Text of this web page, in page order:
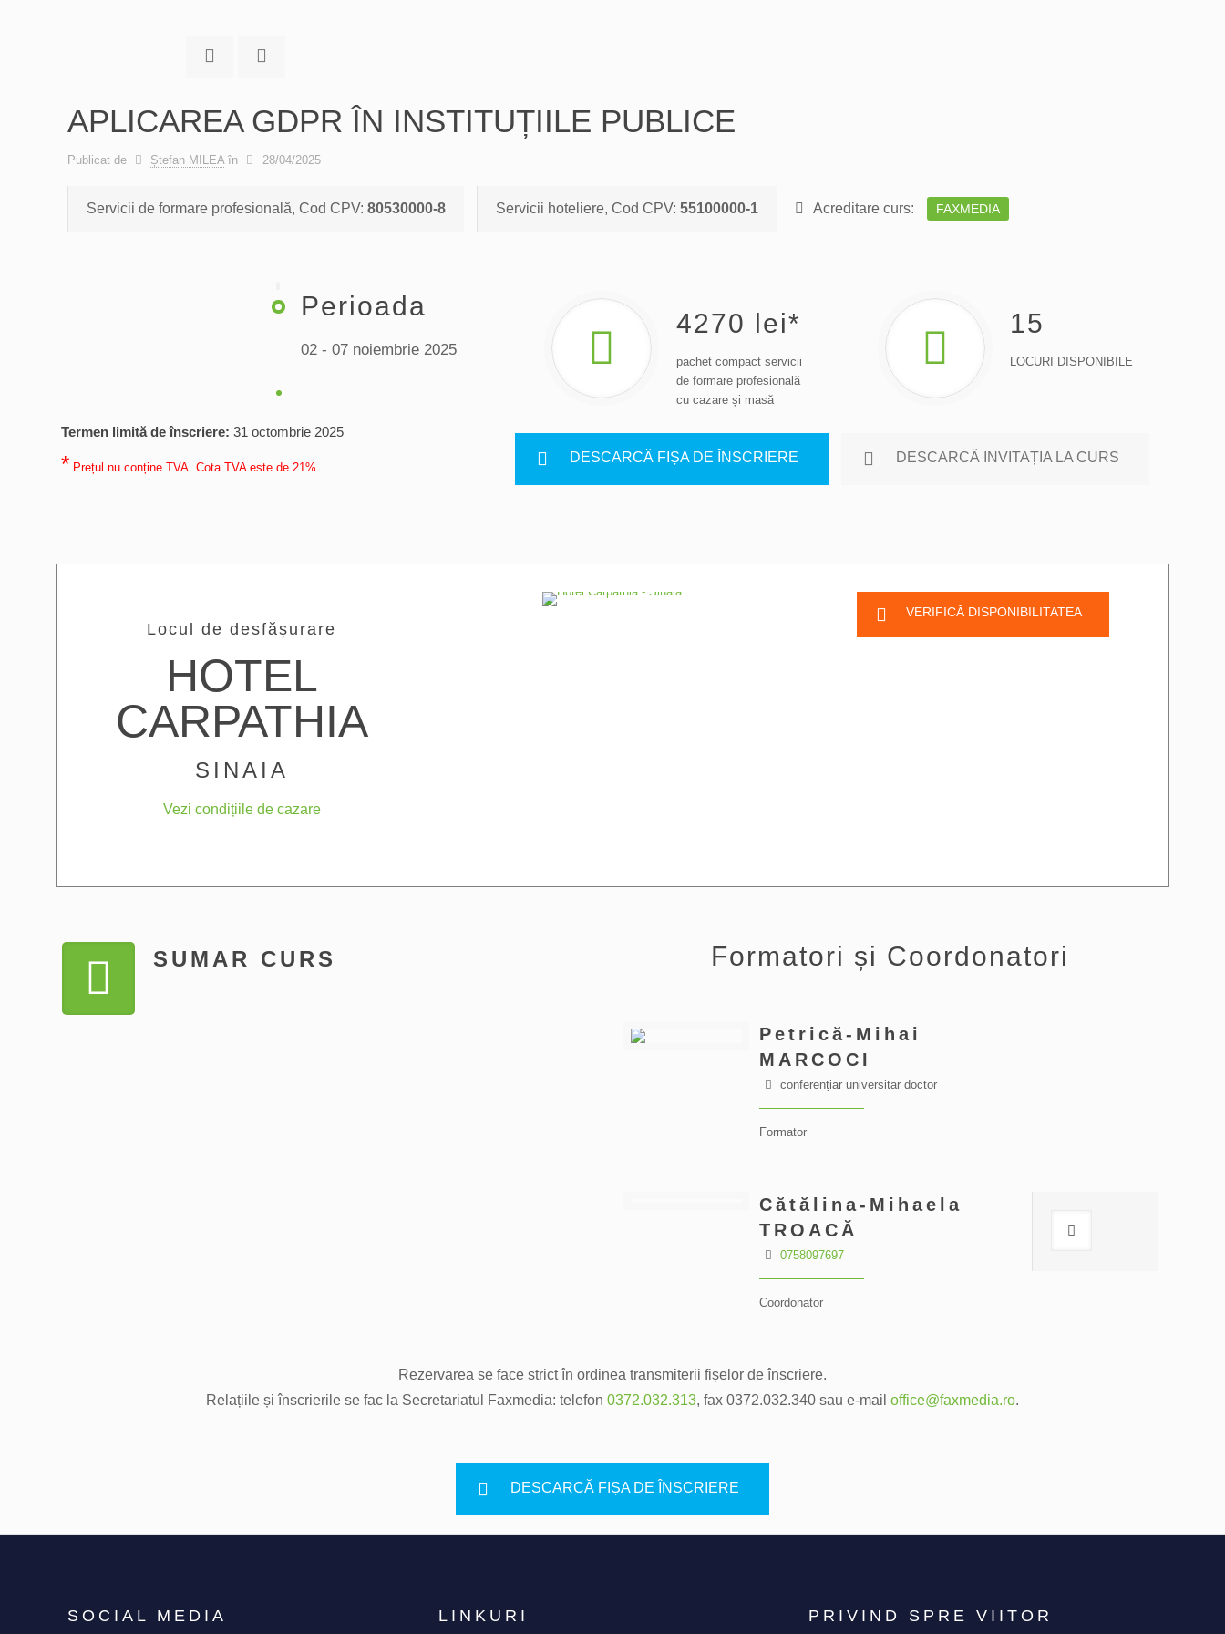
APLICAREA GDPR ÎN INSTITUȚIILE PUBLICE
Publicat de Ștefan MILEA în 28/04/2025
Servicii de formare profesională, Cod CPV:80530000-8 Servicii hoteliere, Cod CPV:55100000-1 Acreditare curs: FAXMEDIA
Perioada
02 - 07 noiembrie 2025
Termen limită de înscriere: 31 octombrie 2025
* Prețul nu conține TVA. Cota TVA este de 21%.
4270 lei*
pachet compact servicii
de formare profesională
cu cazare și masă
15
LOCURI DISPONIBILE
DESCARCĂ FIȘA DE ÎNSCRIERE DESCARCĂ INVITAȚIA LA CURS
Locul de desfășurare
HOTEL
CARPATHIA
SINAIA
Vezi condițiile de cazare
VERIFICĂ DISPONIBILITATEA
SUMAR CURS Formatori și Coordonatori
Petrică-Mihai
MARCOCI
conferențiar universitar doctor
Formator
Cătălina-Mihaela
TROACĂ
0758097697
Coordonator
Rezervarea se face strict în ordinea transmiterii fișelor de înscriere.
Relațiile și înscrierile se fac la Secretariatul Faxmedia: telefon 0372.032.313, fax 0372.032.340 sau e-mail office@faxmedia.ro.
DESCARCĂ FIȘA DE ÎNSCRIERE
SOCIAL MEDIA LINKURI PRIVIND SPRE VIITOR